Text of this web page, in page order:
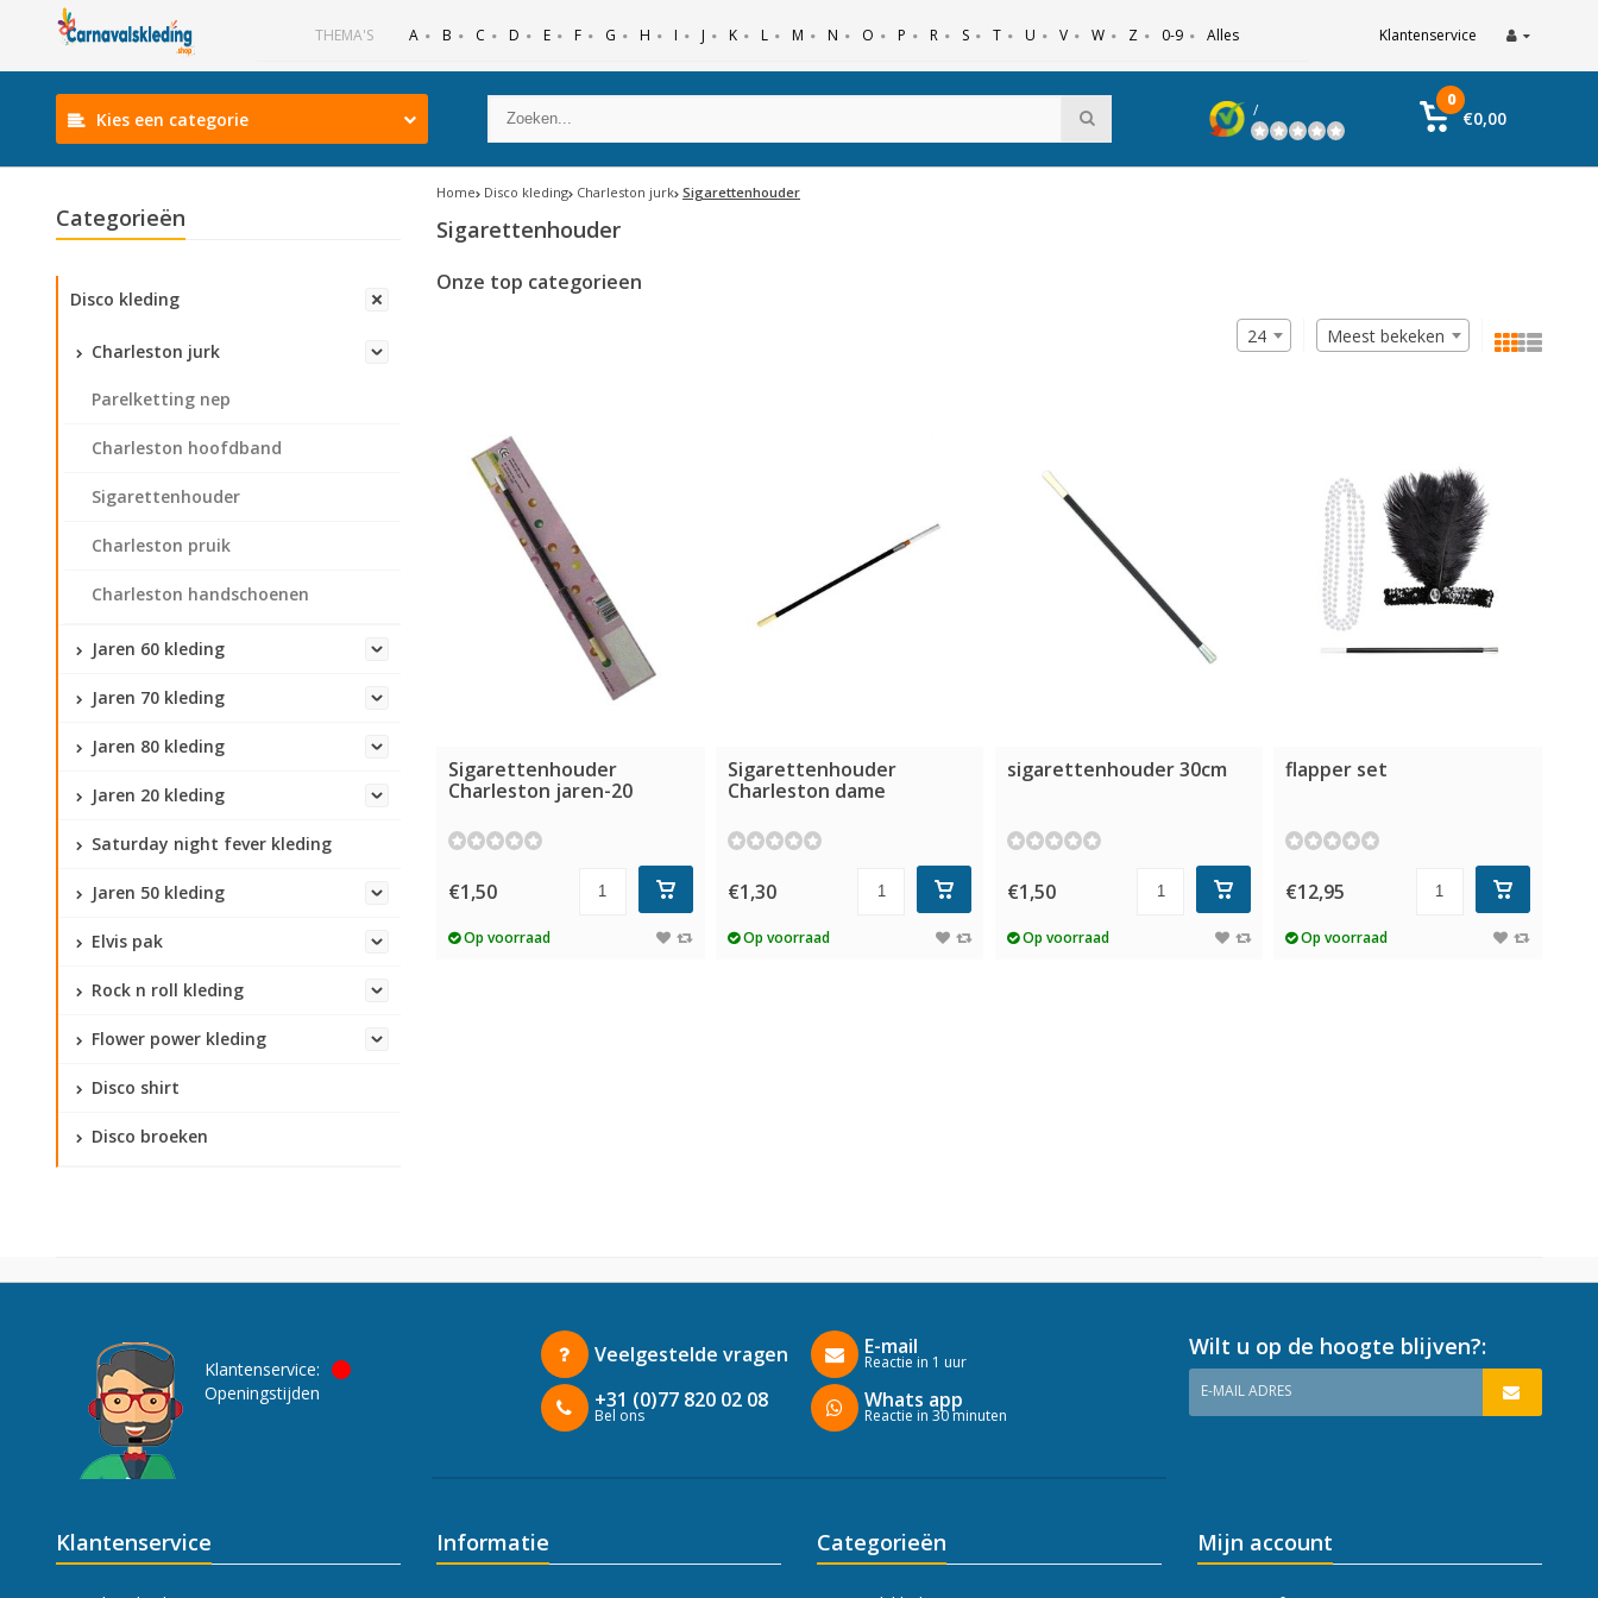
THEMA'S A B C D E F G H I J K L M N O P R S T U V W Z 0-9 Alles Klantenservice
Kies een categorie /
0
€0,00
Categorieën
Disco kleding
Charleston jurk
Parelketting nep
Charleston hoofdband
Sigarettenhouder
Charleston pruik
Charleston handschoenen
Jaren 60 kleding
Jaren 70 kleding
Jaren 80 kleding
Jaren 20 kleding
Saturday night fever kleding
Jaren 50 kleding
Elvis pak
Rock n roll kleding
Flower power kleding
Disco shirt
Disco broeken
Home Disco kleding Charleston jurk Sigarettenhouder
Sigarettenhouder
Onze top categorieen
Meest bekeken
24
Sigarettenhouder
Charleston jaren-20
€1,50
Op voorraad
Sigarettenhouder
Charleston dame
€1,30
Op voorraad
sigarettenhouder 30cm
€1,50
Op voorraad
flapper set
€12,95
Op voorraad
Klantenservice:
Openingstijden
Veelgestelde vragen
+31 (0)77 820 02 08
Bel ons
E-mail
Reactie in 1 uur
Whats app
Reactie in 30 minuten
Wilt u op de hoogte blijven?:
E-MAIL ADRES
Klantenservice Informatie Categorieën Mijn account